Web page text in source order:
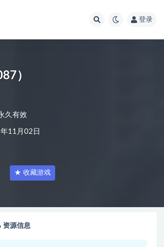
登录
）
久有效
11月02日
★ 收藏游戏
资源信息